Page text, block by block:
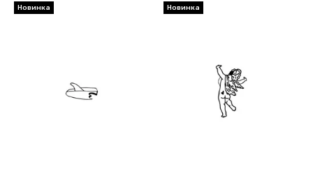
Новинка Новинка